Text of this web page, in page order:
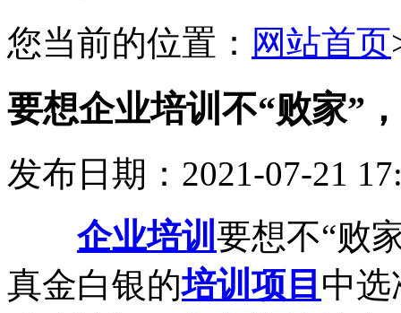
您当前的位置： 网站首页
要想企业培训不“败家”
发布日期：2021-07-21
企业培训 要想不“败
真金白银的培训项目 中选